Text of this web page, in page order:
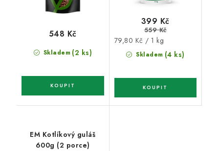
Skladem (2 ks)
548 Kč
Skladem (4 ks)
399 Kč
559 Kč
Měrná
cena:
79,80 Kč / 1 kg
EM Kotlíkový guláš
600g (2 porce)